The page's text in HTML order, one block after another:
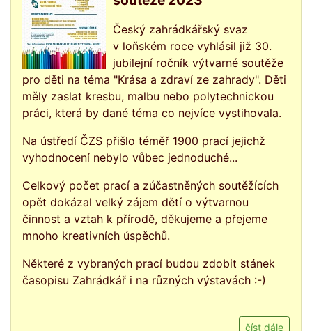
Český zahrádkářský svaz
v loňském roce vyhlásil již 30.
jubilejní ročník výtvarné soutěže
pro děti na téma "Krása a zdraví ze zahrady". Děti
měly zaslat kresbu, malbu nebo polytechnickou
práci, která by dané téma co nejvíce vystihovala.
Na ústředí ČZS přišlo téměř 1900 prací jejichž
vyhodnocení nebylo vůbec jednoduché...
Celkový počet prací a zúčastněných soutěžících
opět dokázal velký zájem dětí o výtvarnou
činnost a vztah k přírodě, děkujeme a přejeme
mnoho kreativních úspěchů.
Některé z vybraných prací budou zdobit stánek
časopisu Zahrádkář i na různých výstavách :-)
číst dále